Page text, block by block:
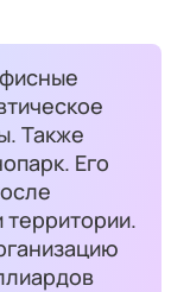
Также
Его
территории.